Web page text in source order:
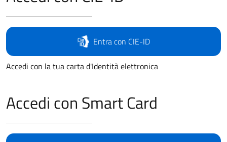
Entra con CIE-ID
Accedi con la tua carta d'Identità elettronica
Accedi con Smart Card